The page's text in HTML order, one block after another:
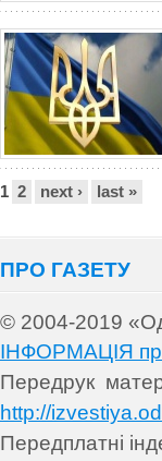
Сторінки
1 2 next › last »
ПРО ГАЗЕТУ
© 2004-2019
ІНФОРМАЦІЯ
Передрук
http://
Передплатні